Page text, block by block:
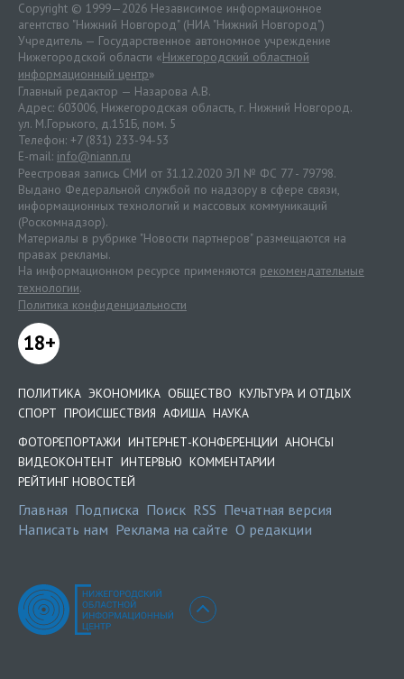
Copyright © 1999—2026 Независимое информационное
агентство "Нижний Новгород" (НИА "Нижний Новгород")
Учредитель — Государственное автономное учреждение
Нижегородской области «Нижегородский областной
информационный центр»
Главный редактор — Назарова А.В.
Адрес: 603006, Нижегородская область, г. Нижний Новгород.
ул. М.Горького, д.151Б, пом. 5
Телефон: +7 (831) 233-94-53
E-mail: info@niann.ru
Реестровая запись СМИ от 31.12.2020 ЭЛ № ФС 77 - 79798.
Выдано Федеральной службой по надзору в сфере связи,
информационных технологий и массовых коммуникаций
(Роскомнадзор).
Материалы в рубрике "Новости партнеров" размещаются на
правах рекламы.
На информационном ресурсе применяются рекомендательные
технологии.
Политика конфиденциальности
18+
ПОЛИТИКА ЭКОНОМИКА ОБЩЕСТВО КУЛЬТУРА И ОТДЫХ
СПОРТ ПРОИСШЕСТВИЯ АФИША НАУКА
ФОТОРЕПОРТАЖИ ИНТЕРНЕТ-КОНФЕРЕНЦИИ АНОНСЫ
ВИДЕОКОНТЕНТ ИНТЕРВЬЮ КОММЕНТАРИИ
РЕЙТИНГ НОВОСТЕЙ
Главная Подписка Поиск RSS Печатная версия
Написать нам Реклама на сайте О редакции